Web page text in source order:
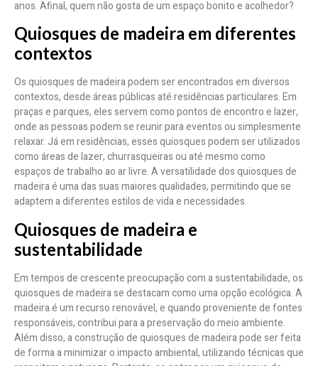
anos. Afinal, quem não gosta de um espaço bonito e acolhedor?
Quiosques de madeira em diferentes
contextos
Os quiosques de madeira podem ser encontrados em diversos
contextos, desde áreas públicas até residências particulares. Em
praças e parques, eles servem como pontos de encontro e lazer,
onde as pessoas podem se reunir para eventos ou simplesmente
relaxar. Já em residências, esses quiosques podem ser utilizados
como áreas de lazer, churrasqueiras ou até mesmo como
espaços de trabalho ao ar livre. A versatilidade dos quiosques de
madeira é uma das suas maiores qualidades, permitindo que se
adaptem a diferentes estilos de vida e necessidades.
Quiosques de madeira e
sustentabilidade
Em tempos de crescente preocupação com a sustentabilidade, os
quiosques de madeira se destacam como uma opção ecológica. A
madeira é um recurso renovável, e quando proveniente de fontes
responsáveis, contribui para a preservação do meio ambiente.
Além disso, a construção de quiosques de madeira pode ser feita
de forma a minimizar o impacto ambiental, utilizando técnicas que